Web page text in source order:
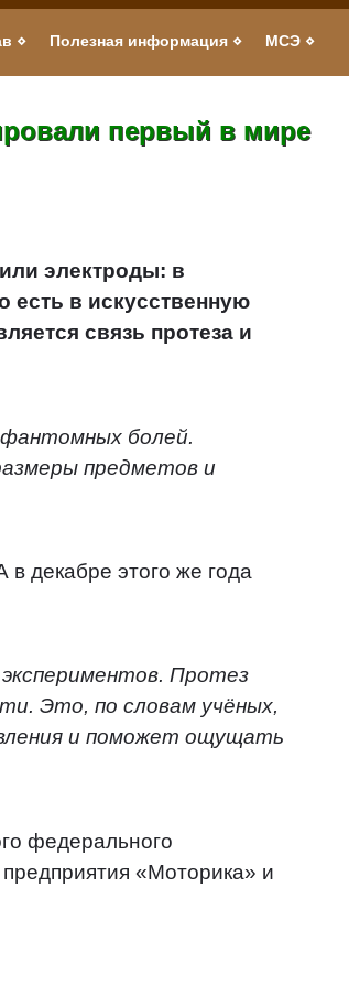
Полезная информация МСЭ
первый в мире
электроды: в
есть в искусственную
связь протеза и
болей.
предметов и
декабре этого же года
Протез
Это, по словам учёных,
и поможет ощущать
федерального
«Моторика» и